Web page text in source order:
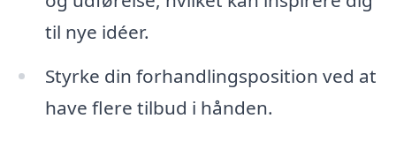
til nye idéer.
Styrke din forhandlingsposition ved at
have flere tilbud i hånden.